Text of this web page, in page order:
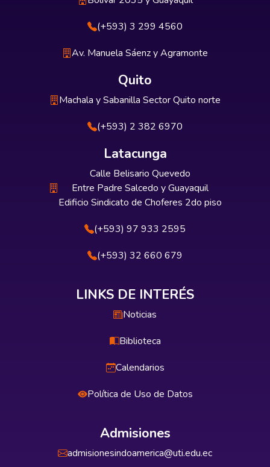
(+593) 3 299 4560
Av. Manuela Sáenz y Agramonte
Quito
Machala y Sabanilla Sector Quito norte
(+593) 2 382 6970
Latacunga
Calle Belisario Quevedo
Entre Padre Salcedo y Guayaquil
Edificio Sindicato de Choferes 2do piso
(+593) 97 933 2595
(+593) 32 660 679
LINKS DE INTERÉS
Noticias
Biblioteca
Calendarios
Política de Uso de Datos
Admisiones
admisionesindoamerica@uti.edu.ec